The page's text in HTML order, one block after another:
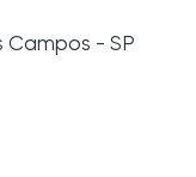
Campos - SP